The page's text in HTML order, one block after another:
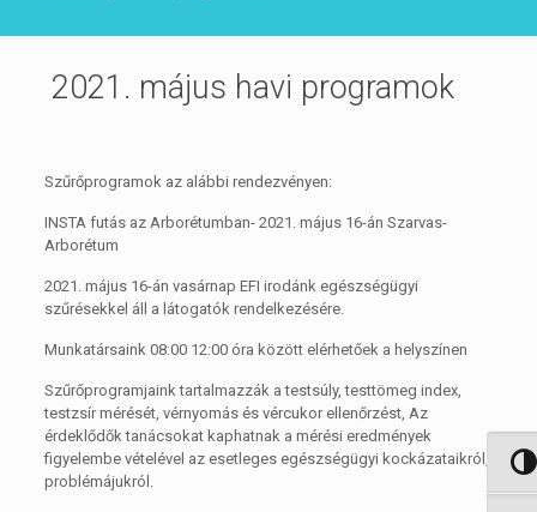
2021. május havi programok
Szűrőprogramok az alábbi rendezvényen:
INSTA futás az Arborétumban- 2021. május 16-án Szarvas-
Arborétum
2021. május 16-án vasárnap EFI irodánk egészségügyi
szűrésekkel áll a látogatók rendelkezésére.
Munkatársaink 08:00 12:00 óra között elérhetőek a helyszínen
Szűrőprogramjaink tartalmazzák a testsúly, testtömeg index,
testzsír mérését, vérnyomás és vércukor ellenőrzést, Az
érdeklődők tanácsokat kaphatnak a mérési eredmények
figyelembe vételével az esetleges egészségügyi kockázataikról,
problémájukról.